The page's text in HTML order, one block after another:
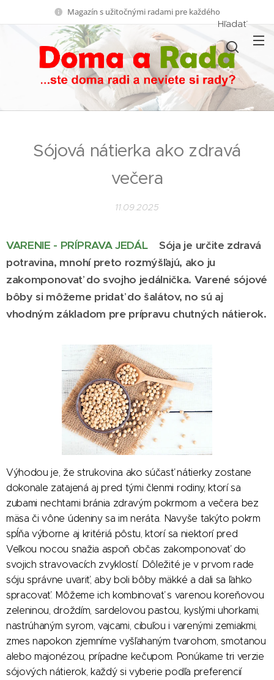
Magazín s užitočnými radami pre každého
Hľadať
Sójová nátierka ako zdravá
večera
11.09.2025
VARENIE - PRÍPRAVA JEDÁL
Sója je určite zdravá
potravina, mnohí preto rozmýšľajú, ako ju
zakomponovať do svojho jedálnička. Varené sójové
bôby si môžeme pridať do šalátov, no sú aj
vhodným základom pre prípravu chutných nátierok.
Výhodou je, že strukovina ako súčasť nátierky zostane
dokonale zatajená aj pred tými členmi rodiny, ktorí sa
zubami nechtami bránia zdravým pokrmom a večera bez
mäsa či vône údeniny sa im neráta. Navyše takýto pokrm
spĺňa výborne aj kritériá pôstu, ktorí sa niektorí pred
Veľkou nocou snažia aspoň občas zakomponovať do
svojich stravovacích zvyklostí. Dôležité je v prvom rade
sóju správne uvariť, aby boli bôby mäkké a dali sa ľahko
spracovať. Môžeme ich kombinovať s varenou koreňovou
zeleninou, droždím, sardelovou pastou, kyslými uhorkami,
nastrúhaným syrom, vajcami, cibuľou i varenými zemiakmi,
zmes napokon zjemníme vyšľahaným tvarohom, smotanou
alebo majonézou, prípadne kečupom. Ponúkame tri verzie
sójových nátierok, každý si vyberie podľa preferencií